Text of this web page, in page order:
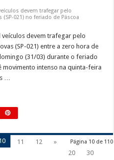
devem trafegar pelo
021) no feriado de Páscoa
veículos devem trafegar pelo
(SP-021) entre a zero hora de
(31/03) durante o feriado
movimento intenso na quinta-feira
…
Página 10 de 110
11 12
»
20
30